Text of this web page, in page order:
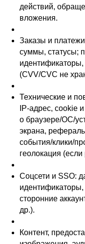
действий,
вложения.
Заказы и
суммы, статусы;
(CVV/CVC не
Технические и
IP-адрес, cookie
о браузере/ОС/
экрана,
события/клики/
геолокация
Соцсети и SSO:
сторонние
др.).
Контент,